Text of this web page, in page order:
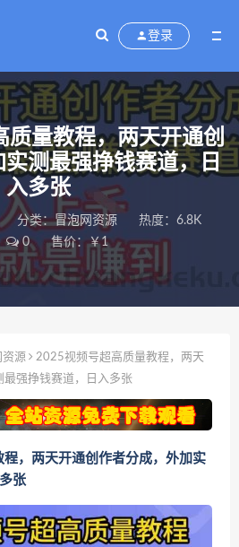
登录
质量教程，两天开通创
测最强挣钱赛道，日
入多张
分类：冒泡网资源
热度：6.8K
0 售价：￥1
资源
2025视频号超高质量教程，两天
强挣钱赛道，日入多张
，两天开通创作者分成，外加实
张